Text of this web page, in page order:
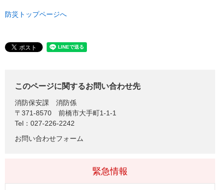
防災トップページへ
このページに関するお問い合わせ先
消防保安課
消防係
〒371-8570
前橋市大手町1-1-1
Tel：027-226-2242
お問い合わせフォーム
緊急情報